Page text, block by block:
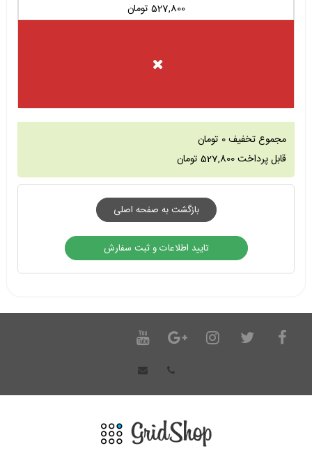
527,800 تومان
مجموع تخفیف0 تومان
قابل پرداخت527,800 تومان